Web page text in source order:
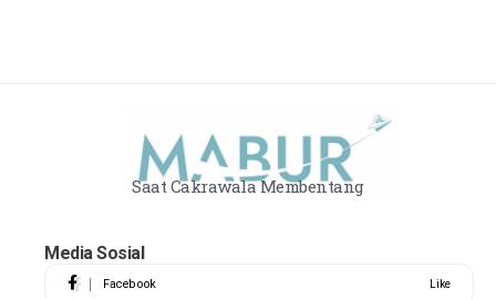
Saat Cakrawala Membentang
Media Sosial
Facebook Like